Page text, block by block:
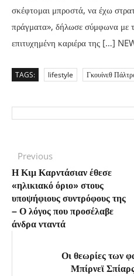
σκέφτομαι μπροστά, να έχω
πράγματα», δήλωσε σύμφωνα
επιτυχημένη καριέρα της […]
TAGS: lifestyle Γκουίνεθ
Πλοήγηση
άρθρων
PreviousPrevious
post:
Η Κιμ Καρντάσιαν έθεσε
«ηλικιακό όριο» στους
υποψήφιους συντρόφους της
– Ο λόγος που προσέλαβε
άνδρα νταντά
Οι θεωρίες των
Μπίρνεϊ